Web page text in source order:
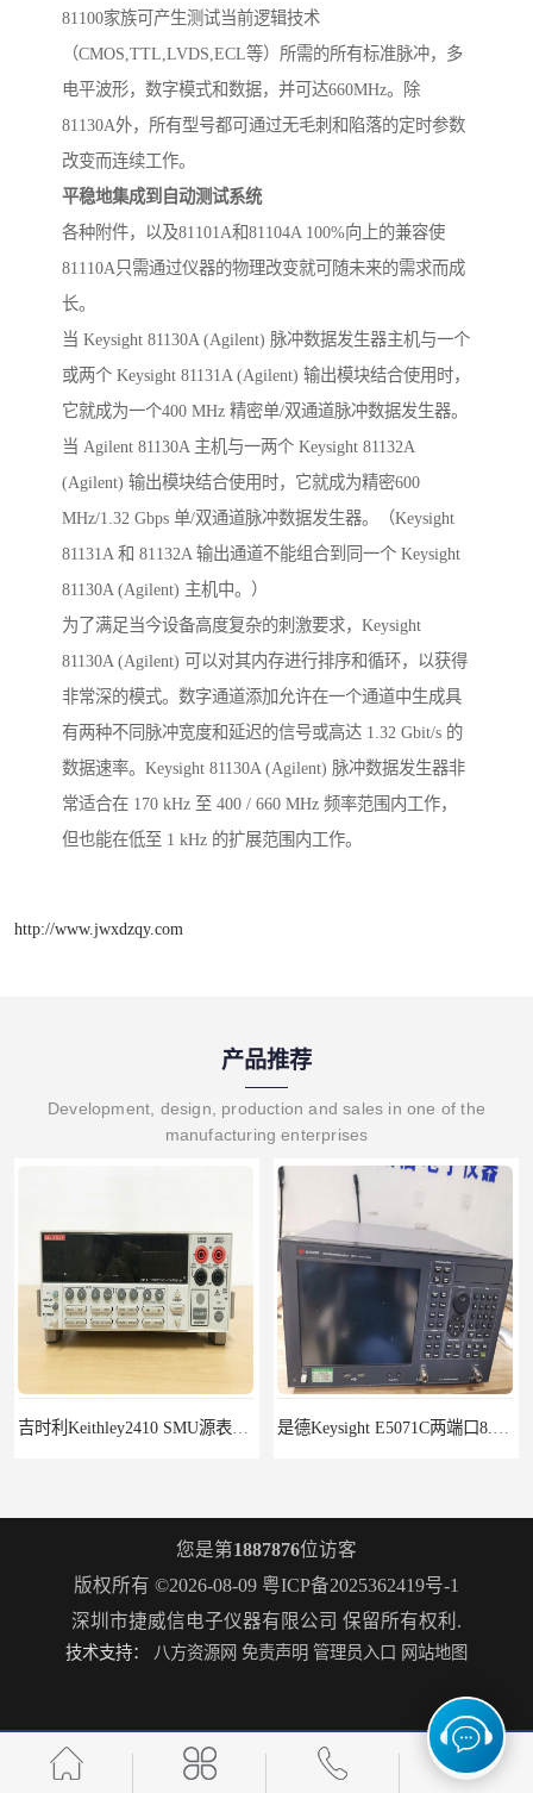
81100家族可产生测试当前逻辑技术
（CMOS,TTL,LVDS,ECL等）所需的所有标准脉冲，多
电平波形，数字模式和数据，并可达660MHz。除
81130A外，所有型号都可通过无毛刺和陷落的定时参数
改变而连续工作。
平稳地集成到自动测试系统
各种附件，以及81101A和81104A 100%向上的兼容使
81110A只需通过仪器的物理改变就可随未来的需求而成
长。
当 Keysight 81130A (Agilent) 脉冲数据发生器主机与一个
或两个 Keysight 81131A (Agilent) 输出模块结合使用时，
它就成为一个400 MHz 精密单/双通道脉冲数据发生器。
当 Agilent 81130A 主机与一两个 Keysight 81132A
(Agilent) 输出模块结合使用时，它就成为精密600
MHz/1.32 Gbps 单/双通道脉冲数据发生器。（Keysight
81131A 和 81132A 输出通道不能组合到同一个 Keysight
81130A (Agilent) 主机中。）
为了满足当今设备高度复杂的刺激要求，Keysight
81130A (Agilent) 可以对其内存进行排序和循环，以获得
非常深的模式。数字通道添加允许在一个通道中生成具
有两种不同脉冲宽度和延迟的信号或高达 1.32 Gbit/s 的
数据速率。Keysight 81130A (Agilent) 脉冲数据发生器非
常适合在 170 kHz 至 400 / 660 MHz 频率范围内工作，
但也能在低至 1 kHz 的扩展范围内工作。
http://www.jwxdzqy.com
产品推荐
Development, design, production and sales in one of the
manufacturing enterprises
R&S罗德与施瓦茨FSH18频谱分析仪FSH20 罗德施瓦茨ZNB8矢量网络分析仪2个端口9kHz-8.5GHz
您是第1887876位访客
版权所有 ©2026-08-09 粤ICP备2025362419号-1
深圳市捷威信电子仪器有限公司 保留所有权利.
技术支持： 八方资源网 免责声明 管理员入口 网站地图